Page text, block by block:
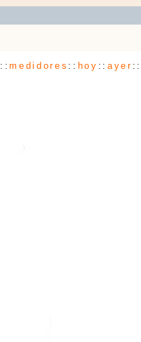
::medidores :: hoy :: ayer ::